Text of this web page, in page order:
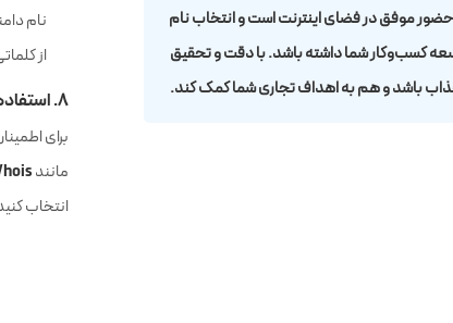
موفق در فضای اینترنت است و انتخاب نام
کسب‌وکار شما داشته باشد. با دقت و تحقیق
جذاب باشد و هم به اهداف تجاری شما کمک کند.
نام
از
۸. استفاده از ابزارهای بررسی دامنه
برای
مانند
انتخاب